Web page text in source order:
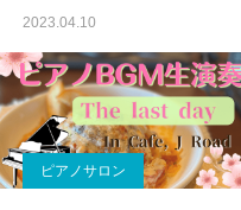
2023.04.10
ピアノサロン